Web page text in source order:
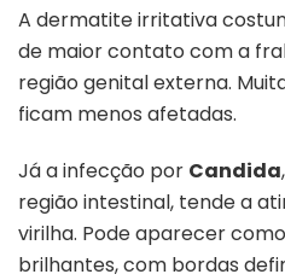
A dermatite irritativa
de maior contato com a
região genital externa.
ficam menos afetadas.
Já a infecção por Candida
região intestinal, tende a
virilha. Pode aparecer
brilhantes, com bordas